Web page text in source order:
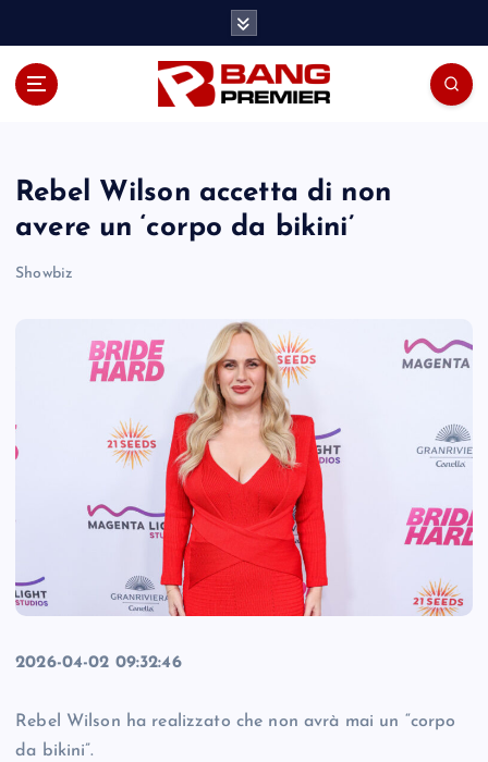
Rebel Wilson accetta di non
avere un ‘corpo da bikini’
Showbiz
2026-04-02 09:32:46
Rebel Wilson ha realizzato che non avrà mai un “corpo
da bikini”.